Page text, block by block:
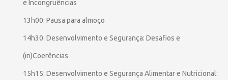
e Incongruências
13h00: Pausa para almoço
14h30: Desenvolvimento e Segurança: Desafios e
(in)Coerências
15h15: Desenvolvimento e Segurança Alimentar e Nutricional: